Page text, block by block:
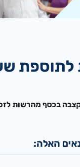
לתוספת
בכסף מהרשות
האלה: